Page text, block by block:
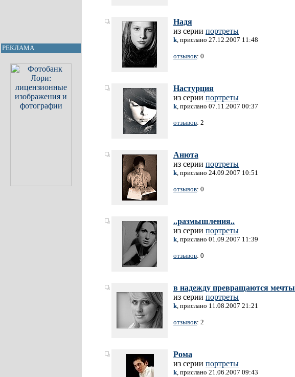
РЕКЛАМА
Надя
из серии портреты
k, прислано 27.12.2007 11:48
отзывов: 0
Настурция
из серии портреты
k, прислано 07.11.2007 00:37
отзывов: 2
Анюта
из серии портреты
k, прислано 24.09.2007 10:51
отзывов: 0
..размышления..
из серии портреты
k, прислано 01.09.2007 11:39
отзывов: 0
в надежду превращаются
из серии портреты
k, прислано 11.08.2007 21:21
отзывов: 2
Рома
из серии портреты
k, прислано 21.06.2007 09:43